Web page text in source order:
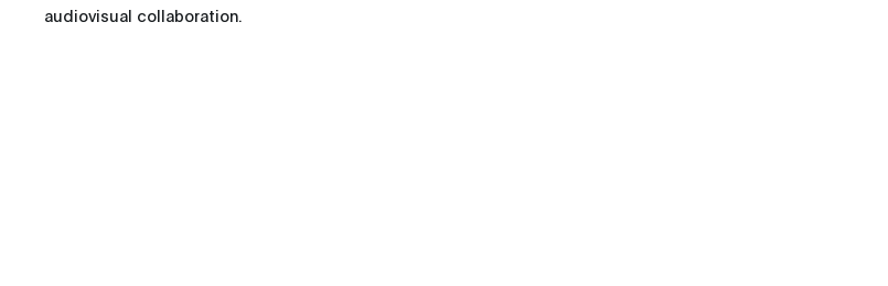
audiovisual collaboration.